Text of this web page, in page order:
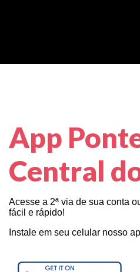
App
Central
Acesse a 2ª via de sua conta
fácil e rápido!
Instale em seu celular nosso